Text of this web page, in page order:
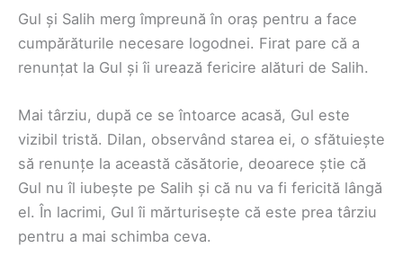
Gul și Salih merg împreună în oraș pentru a face
cumpărăturile necesare logodnei. Firat pare că a
renunțat la Gul și îi urează fericire alături de Salih.
Mai târziu, după ce se întoarce acasă, Gul este
vizibil tristă. Dilan, observând starea ei, o sfătuiește
să renunțe la această căsătorie, deoarece știe că
Gul nu îl iubește pe Salih și că nu va fi fericită lângă
el. În lacrimi, Gul îi mărturisește că este prea târziu
pentru a mai schimba ceva.